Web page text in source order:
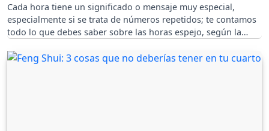
Cada hora tiene un significado o mensaje muy especial,
especialmente si se trata de números repetidos; te contamos
todo lo que debes saber sobre las horas espejo, según la